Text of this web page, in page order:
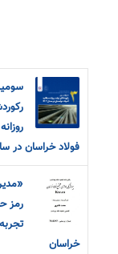
فولاد خراسان در سال
رمز
خراسان